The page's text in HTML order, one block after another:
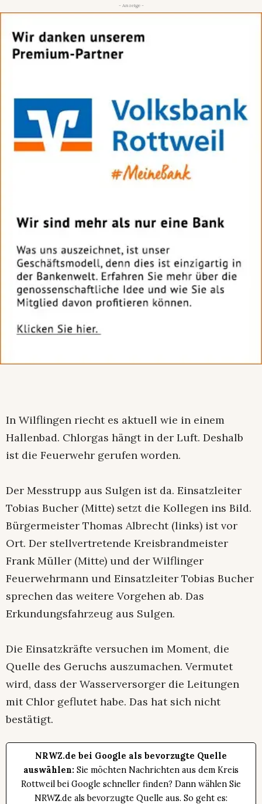
- Anzeige -
In Wilflingen riecht es aktuell wie in einem
Hallenbad. Chlorgas hängt in der Luft. Deshalb
ist die Feuerwehr gerufen worden.
Der Messtrupp aus Sulgen ist da. Einsatzleiter
Tobias Bucher (Mitte) setzt die Kollegen ins Bild.
Bürgermeister Thomas Albrecht (links) ist vor
Ort. Der stellvertretende Kreisbrandmeister
Frank Müller (Mitte) und der Wilflinger
Feuerwehrmann und Einsatzleiter Tobias Bucher
sprechen das weitere Vorgehen ab. Das
Erkundungsfahrzeug aus Sulgen.
Die Einsatzkräfte versuchen im Moment, die
Quelle des Geruchs auszumachen. Vermutet
wird, dass der Wasserversorger die Leitungen
mit Chlor geflutet habe. Das hat sich nicht
bestätigt.
NRWZ.de bei Google als bevorzugte Quelle
auswählen: Sie möchten Nachrichten aus dem Kreis
Rottweil bei Google schneller finden? Dann wählen Sie
NRWZ.de als bevorzugte Quelle aus. So geht es: